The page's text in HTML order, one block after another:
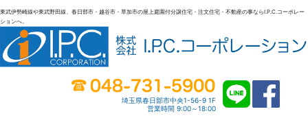
東武伊勢崎線や東武野田線、春日部市・越谷市・草加市の屋上庭園付分譲住宅・注文住宅・不動産の事ならI.P.C.コーポレー
ションへ。
春日部・越谷・草加の不動産。I.P.C.コーポレーション。屋上庭園も
埼玉県春日部市中央1-56-9 1F
営業時間 9:00～18:00